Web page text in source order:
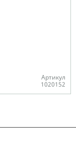
Артикул
1020152